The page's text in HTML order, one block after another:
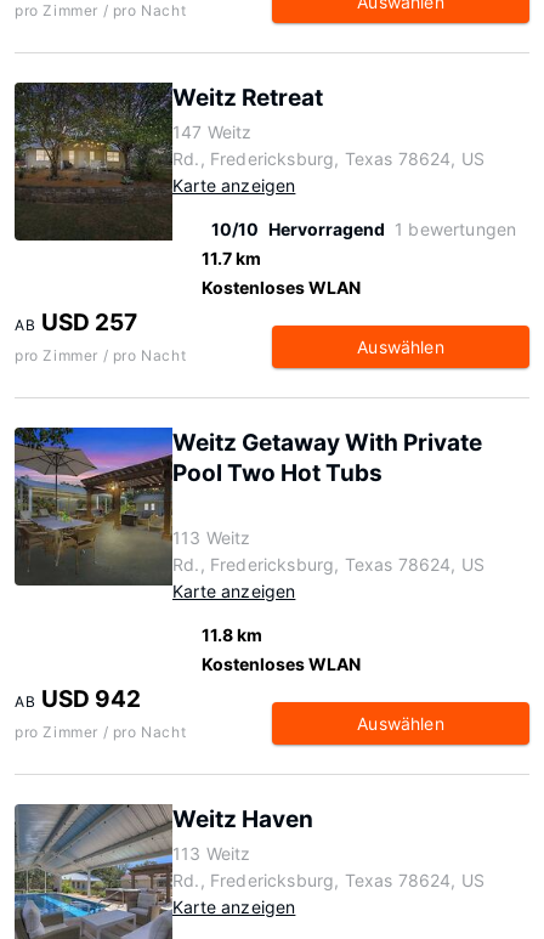
pro Zimmer / pro Nacht
Weitz Retreat
147 Weitz
Rd., Fredericksburg, Texas 78624, US
Karte anzeigen
10/10 Hervorragend 1 bewertungen
11.7 km
Kostenloses WLAN
AB USD 257
pro Zimmer / pro Nacht Auswählen
Weitz Getaway With Private
Pool Two Hot Tubs
113 Weitz
Rd., Fredericksburg, Texas 78624, US
Karte anzeigen
11.8 km
Kostenloses WLAN
AB USD 942
pro Zimmer / pro Nacht Auswählen
Weitz Haven
113 Weitz
Rd., Fredericksburg, Texas 78624, US
Karte anzeigen